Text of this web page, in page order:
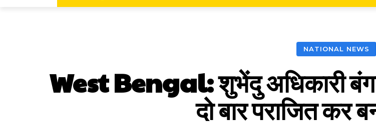
NATIONAL NEWS
West Bengal: शुभेंदु अधिकारी
दो बार पराजित कर